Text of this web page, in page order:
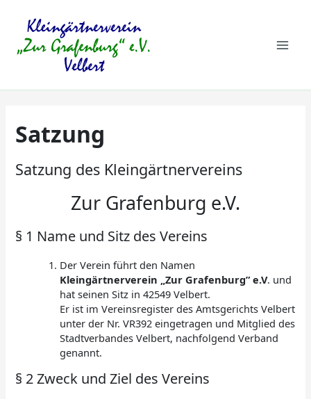
springen
Satzung
Satzung des Kleingärtnervereins
Zur Grafenburg e.V.
§ 1 Name und Sitz des Vereins
Der Verein führt den Namen
Kleingärtnerverein „Zur Grafenburg” e.V. und
hat seinen Sitz in 42549 Velbert.
Er ist im Vereinsregister des Amtsgerichts Velbert
unter der Nr. VR392 eingetragen und Mitglied des
Stadtverbandes Velbert, nachfolgend Verband
genannt.
§ 2 Zweck und Ziel des Vereins